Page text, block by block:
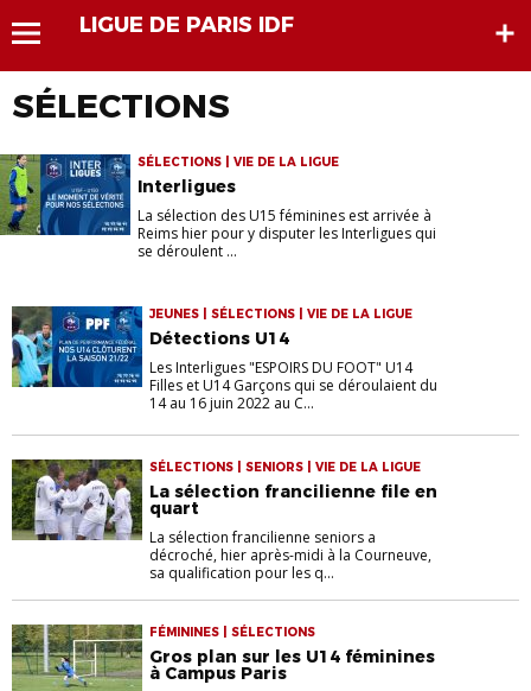
LIGUE DE PARIS IDF
SÉLECTIONS
SÉLECTIONS | VIE DE LA LIGUE
Interligues
La sélection des U15 féminines est arrivée à
Reims hier pour y disputer les Interligues qui
se déroulent ...
JEUNES | SÉLECTIONS | VIE DE LA LIGUE
Détections U14
Les Interligues "ESPOIRS DU FOOT" U14
Filles et U14 Garçons qui se déroulaient du
14 au 16 juin 2022 au C...
SÉLECTIONS | SENIORS | VIE DE LA LIGUE
La sélection francilienne file en
quart
La sélection francilienne seniors a
décroché, hier après-midi à la Courneuve,
sa qualification pour les q...
FÉMININES | SÉLECTIONS
Gros plan sur les U14 féminines
à Campus Paris